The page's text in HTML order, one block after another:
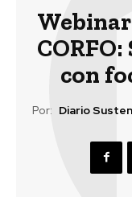
con
Por: Diario